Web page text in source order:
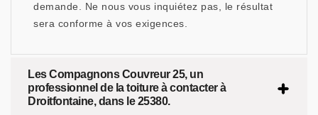
demande. Ne nous vous inquiétez pas, le résultat
sera conforme à vos exigences.
Les Compagnons Couvreur 25, un
professionnel de la toiture à contacter à
Droitfontaine, dans le 25380.